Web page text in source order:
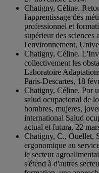
Chatigny, Céline.
l'apprentissage des
professionnel et
supérieur des
l'environnement,
Chatigny, Céline.
collectivement les
Laboratoire
Paris-Descartes, 18
Chatigny, Céline. Por
salud ocupacional de
hombres, mujeres,
international Salud
actual et futura, 22
Chatigny, C., Ouellet,
ergonomique au
le secteur
s'étend à d'autres